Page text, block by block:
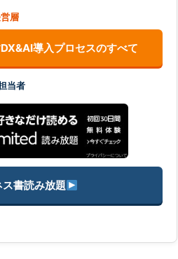
層
導入プロセスのすべて
当者
書読み放題